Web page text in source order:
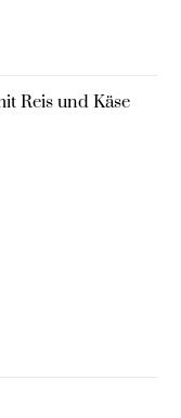
Reis und Käse